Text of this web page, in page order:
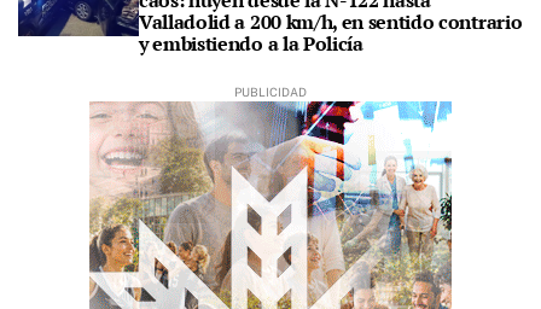
Valladolid a 200 km/h, en sentido contrario
y embistiendo a la Policía